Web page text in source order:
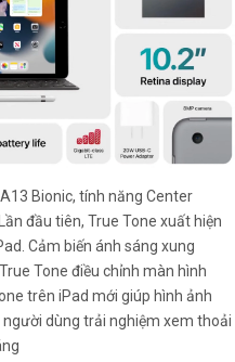
Bionic, tính năng Center
đầu tiên, True Tone xuất hiện
Cảm biến ánh sáng xung
Tone điều chỉnh màn hình
trên iPad mới giúp hình ảnh
dùng trải nghiệm xem thoải